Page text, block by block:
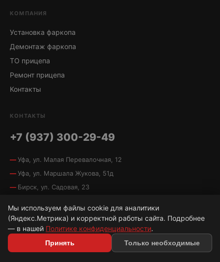
КОМПАНИЯ
Установка фаркопа
Демонтаж фаркопа
ТО прицепа
Ремонт прицепа
Контакты
КОНТАКТЫ
+7 (937) 300-29-49
Уфа, ул. Малая Перевалочная, 12
Уфа, ул. Маршала Жукова, 51д
Бирск, ул. Садовая, 23
Пн–Пт 9:00–18:00 · Сб 10:00–14:00
© 2009—2026 ООО «Рада»
·Условия использования
Мы используем файлы cookie для аналитики
(Яндекс.Метрика) и корректной работы сайта. Подробнее
— в нашей Политике конфиденциальности.
Принять Только необходимые